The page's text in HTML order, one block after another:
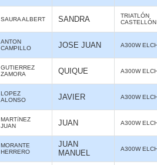
SAURA ALBERT SANDRA
TRIATLÓN
CASTELLÓN
ANTON
CAMPILLO
JOSE JUAN A300W
GUTIERREZ
ZAMORA
QUIQUE A300W
LOPEZ
ALONSO
JAVIER A300W
MARTíNEZ
JUAN
JUAN A300W
MORANTE
HERRERO
JUAN
MANUEL
A300W